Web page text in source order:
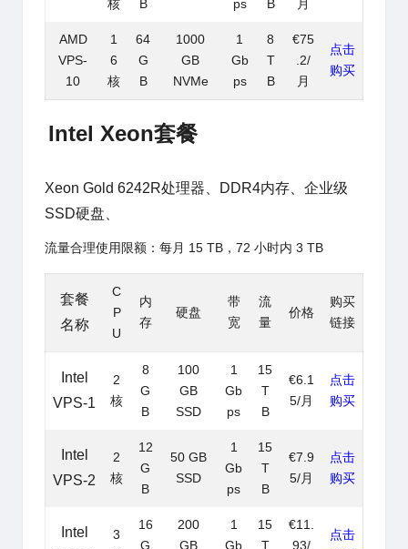
核 B ps B 月
AMD
VPS-
10
1
6
核
64
G
B
1000
GB
NVMe
1
Gb
ps
8
T
B
€75
.2/
月
点击
购买
Intel Xeon套餐
Xeon Gold 6242R处理器、DDR4内存、企业级
SSD硬盘、
流量合理使用限额：每月 15 TB，72 小时内 3 TB
套餐
名称
C
P
U
内
存
硬盘
带
宽
流
量
价格
购买
链接
Intel
VPS-1
2
核
8
G
B
100
GB
SSD
1
Gb
ps
15
T
B
€6.1
5/月
点击
购买
Intel
VPS-2
2
核
12
G
B
50 GB
SSD
1
Gb
ps
15
T
B
€7.9
5/月
点击
购买
Intel
3
16
G
200
GB
1
Gb
15
T
€11.
93/
点击